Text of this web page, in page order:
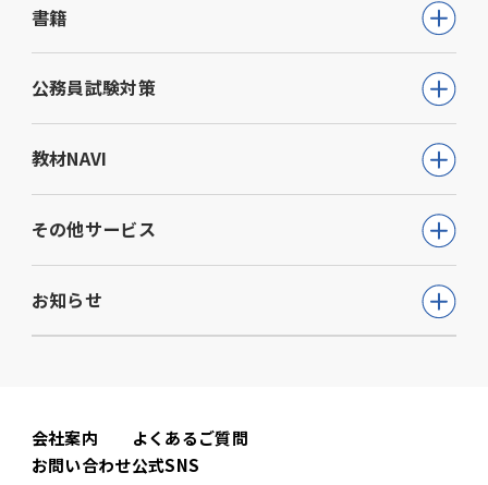
2025年03月 (9)
2025年02月 (6)
書籍
公務員試験
教員採用試験
就職・資格・検定
教育・学参
ビジネス
生活実用・教養
心理学
公務員試験対策
公務員試験について知る
通信講座
動画で学ぶ【公務員合格】シリーズ
書籍
模擬試験
教材NAVI
高等学校向け事業
大学・短期大学向け事業
専門学校向け事業
中学校向け事業
その他サービス
ウェルネス(心理検査他)
児童発達支援事業
お知らせ
書籍関連
会社案内
お問い合わせ
よくあるご質問
公式SNS